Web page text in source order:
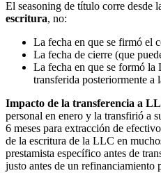
El seasoning de título corre desde
escritura, no:
La fecha en que se firmó el
La fecha de cierre (que
La fecha en que se formó
transferida posteriormente a
Impacto de la transferencia a
personal en enero y la transfirió a
6 meses para extracción de
de la escritura de la LLC en
prestamista específico antes de
justo antes de un refinanciamiento